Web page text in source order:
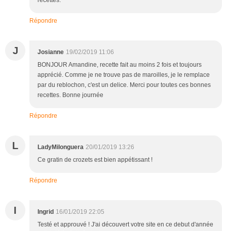
Répondre
J Josianne 19/02/2019 11:06
BONJOUR Amandine, recette fait au moins 2 fois et toujours
apprécié. Comme je ne trouve pas de maroilles, je le remplace
par du reblochon, c'est un delice. Merci pour toutes ces bonnes
recettes. Bonne journée
Répondre
L LadyMilonguera 20/01/2019 13:26
Ce gratin de crozets est bien appétissant !
Répondre
I Ingrid 16/01/2019 22:05
Testé et approuvé ! J'ai découvert votre site en ce debut d'année